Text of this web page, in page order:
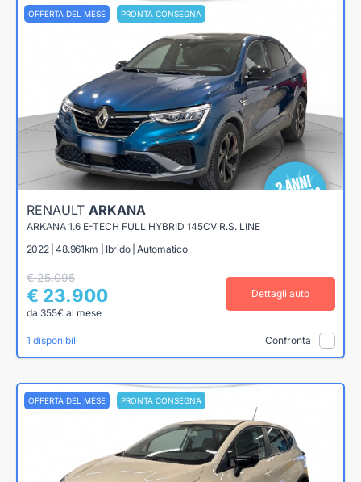
OFFERTA DEL MESE PRONTA CONSEGNA
RENAULT ARKANA
ARKANA 1.6 E-TECH FULL HYBRID 145CV R.S. LINE
2022 | 48.961km | Ibrido | Automatico
€ 25.095
€ 23.900
da 355€ al mese
Dettagli auto
1 disponibili Confronta
OFFERTA DEL MESE PRONTA CONSEGNA